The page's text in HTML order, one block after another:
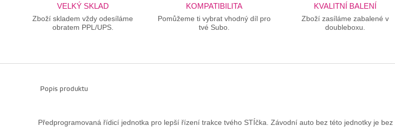
VELKÝ SKLAD
Zboží skladem vždy odesíláme
obratem PPL/UPS.
KOMPATIBILITA
Pomůžeme ti vybrat vhodný díl pro
tvé Subo.
KVALITNÍ BALENÍ
Zboží zasíláme zabalené v
doubleboxu.
Popis produktu
Předprogramovaná řídicí jednotka pro lepší řízení trakce tvého STÍčka. Závodní auto bez této jednotky je bez